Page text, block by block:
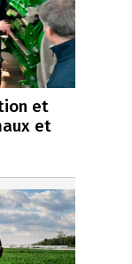
et
et